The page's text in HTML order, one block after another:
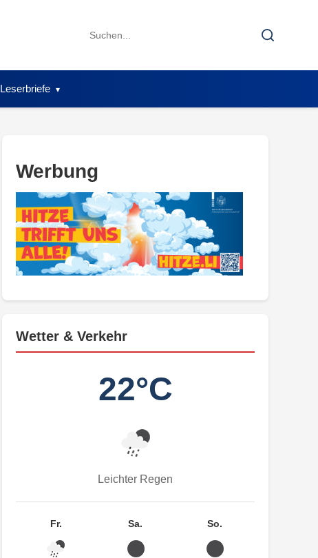
Search
Search
Leserbriefe
Werbung
Wetter & Verkehr
22°C
Leichter Regen
Fr. Sa. So.